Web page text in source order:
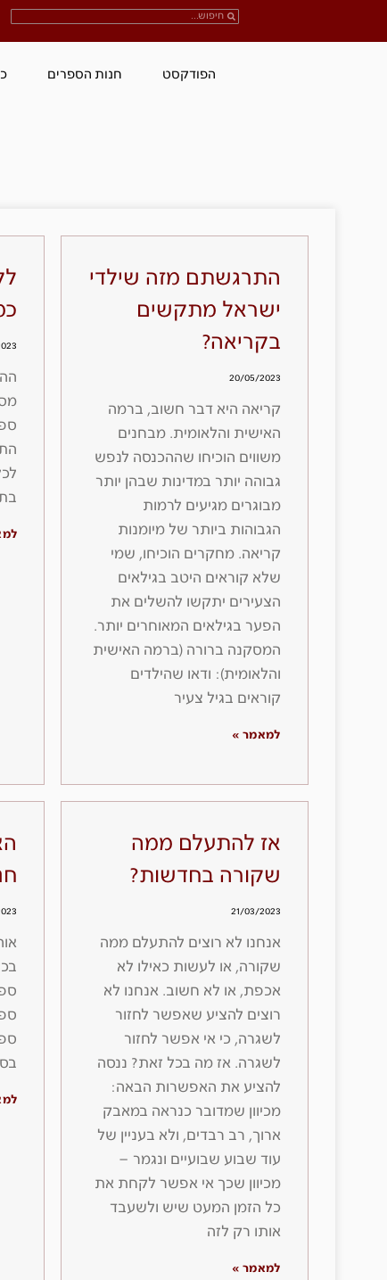
הפודקסט חנות הספרים
התרגשתם מזה שילדי
ישראל מתקשים
בקריאה?
20/05/2023
קריאה היא דבר חשוב, ברמה
האישית והלאומית. מבחנים
משווים הוכיחו שההכנסה לנפש
גבוהה יותר במדינות שבהן יותר
מבוגרים מגיעים לרמות
הגבוהות ביותר של מיומנות
קריאה. מחקרים הוכיחו, שמי
שלא קוראים היטב בגילאים
הצעירים יתקשו להשלים את
הפער בגילאים המאוחרים יותר.
המסקנה ברורה (ברמה האישית
והלאומית): ודאו שהילדים
קוראים בגיל צעיר
למאמר »
אז להתעלם ממה
שקורה בחדשות?
21/03/2023
אנחנו לא רוצים להתעלם ממה
שקורה, או לעשות כאילו לא
אכפת, או לא חשוב. אנחנו לא
רוצים להציע שאפשר לחזור
לשגרה, כי אי אפשר לחזור
לשגרה. אז מה בכל זאת? ננסה
להציע את האפשרות הבאה:
מכיוון שמדובר כנראה במאבק
ארוך, רב רבדים, ולא בעניין של
עוד שבוע שבועיים ונגמר –
מכיוון שכך אי אפשר לקחת את
כל הזמן המעט שיש ולשעבד
אותו רק לזה
למאמר »